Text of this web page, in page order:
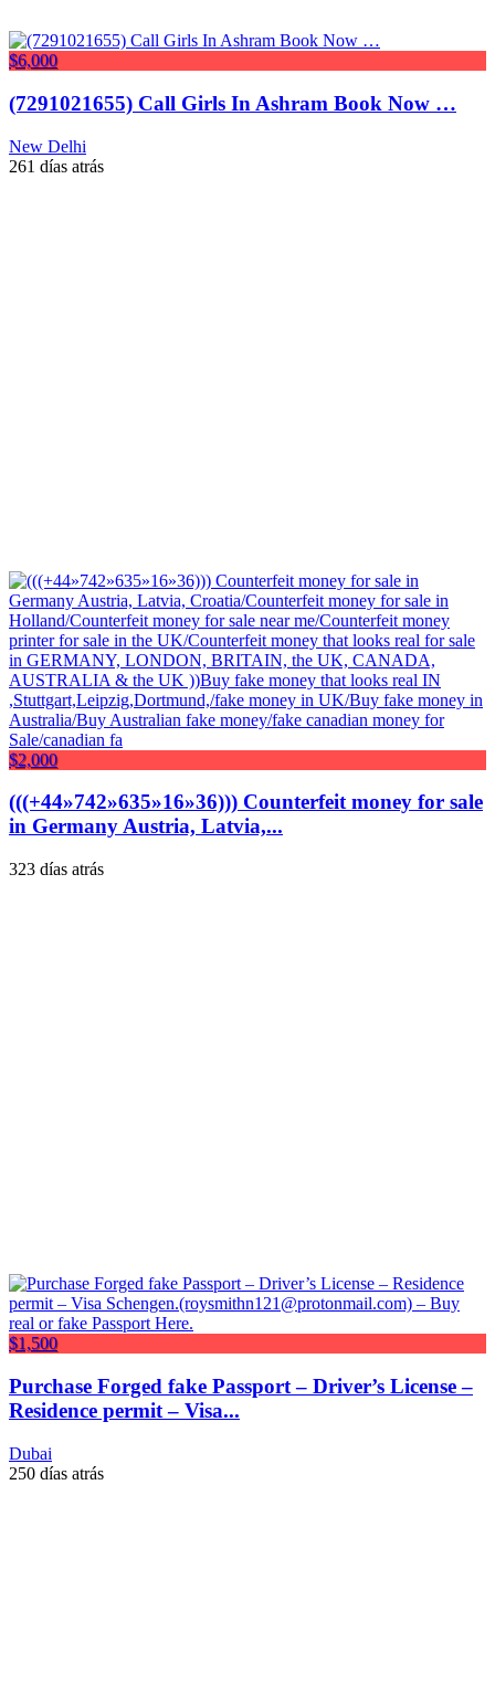
$6,000
(7291021655) Call Girls In Ashram Book Now …
New Delhi
261 días atrás
$2,000
(((+44»742»635»16»36))) Counterfeit money for sale
in Germany Austria, Latvia,...
323 días atrás
$1,500
Purchase Forged fake Passport – Driver’s License –
Residence permit – Visa...
Dubai
250 días atrás